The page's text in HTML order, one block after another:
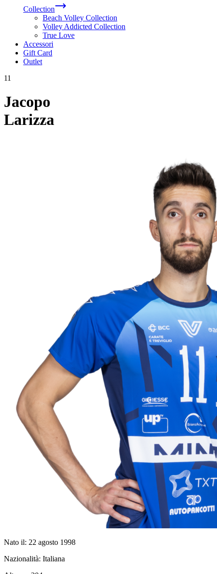
Collection
Beach Volley Collection
Volley Addicted Collection
True Love
Accessori
Gift Card
Outlet
11
Jacopo
Larizza
Nato il: 22 agosto 1998
Nazionalità: Italiana